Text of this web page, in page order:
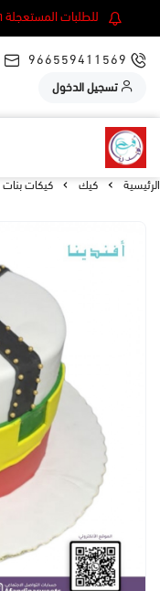
للطلبات المستعجلة ٠٥٩١٣٢٦٧١٦ المدينة و الرياض و دمام.
966559411569
تسجيل الدخول
الرئيسية كيك كيكات بنات